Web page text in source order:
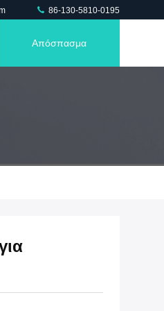
86-130-5810-0195
Απόσπασμα